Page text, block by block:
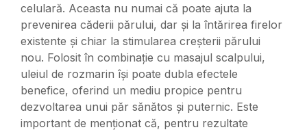
celulară. Aceasta nu numai că poate ajuta la
prevenirea căderii părului, dar și la întărirea firelor
existente și chiar la stimularea creșterii părului
nou. Folosit în combinație cu masajul scalpului,
uleiul de rozmarin își poate dubla efectele
benefice, oferind un mediu propice pentru
dezvoltarea unui păr sănătos și puternic. Este
important de menționat că, pentru rezultate